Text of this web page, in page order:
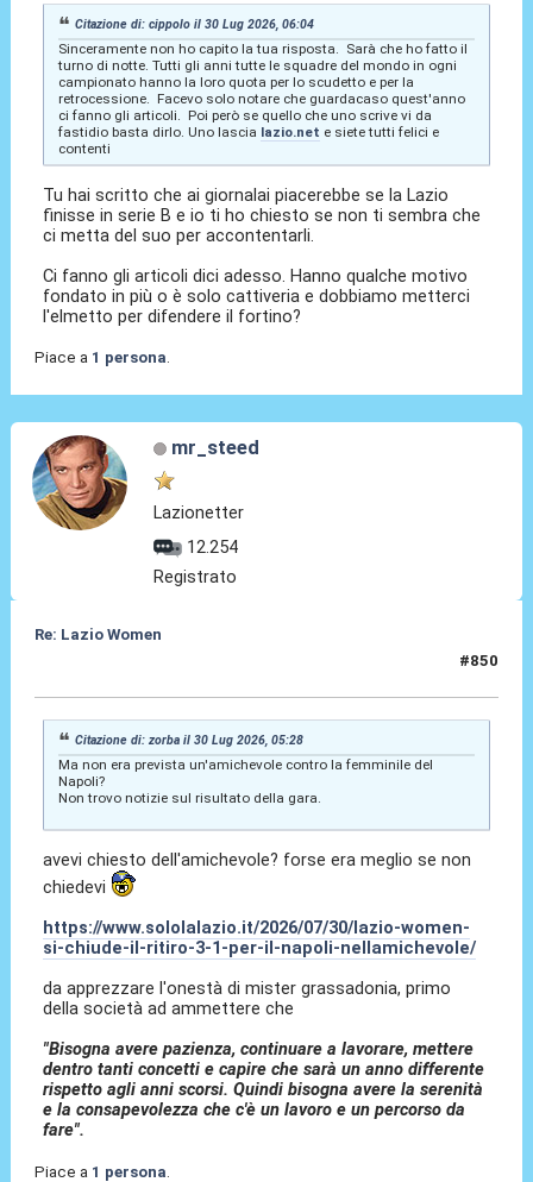
Citazione di: cippolo il 30 Lug 2026, 06:04
Sinceramente non ho capito la tua risposta. Sarà che ho fatto il
turno di notte. Tutti gli anni tutte le squadre del mondo in ogni
campionato hanno la loro quota per lo scudetto e per la
retrocessione. Facevo solo notare che guardacaso quest'anno
ci fanno gli articoli. Poi però se quello che uno scrive vi da
fastidio basta dirlo. Uno lascia lazio.net e siete tutti felici e
contenti
Tu hai scritto che ai giornalai piacerebbe se la Lazio
finisse in serie B e io ti ho chiesto se non ti sembra che
ci metta del suo per accontentarli.
Ci fanno gli articoli dici adesso. Hanno qualche motivo
fondato in più o è solo cattiveria e dobbiamo metterci
l'elmetto per difendere il fortino?
Piace a 1 persona
mr_steed
Lazionetter
12.254
Registrato
Re: Lazio Women
#850
Citazione di: zorba il 30 Lug 2026, 05:28
Ma non era prevista un'amichevole contro la femminile del
Napoli?
Non trovo notizie sul risultato della gara.
avevi chiesto dell'amichevole? forse era meglio se non
chiedevi
https://www.sololalazio.it/2026/07/30/lazio-women-
si-chiude-il-ritiro-3-1-per-il-napoli-nellamichevole/
da apprezzare l'onestà di mister grassadonia, primo
della società ad ammettere che
"Bisogna avere pazienza, continuare a lavorare, mettere
dentro tanti concetti e capire che sarà un anno differente
rispetto agli anni scorsi. Quindi bisogna avere la serenità
e la consapevolezza che c'è un lavoro e un percorso da
fare".
Piace a 1 persona